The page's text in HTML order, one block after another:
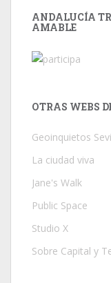
ANDALUCÍA
AMABLE
OTRAS WEBS
Geoinquietos
La ciudad viva
Jane's Walk
Public Space
Studio X
Sobre Capital y